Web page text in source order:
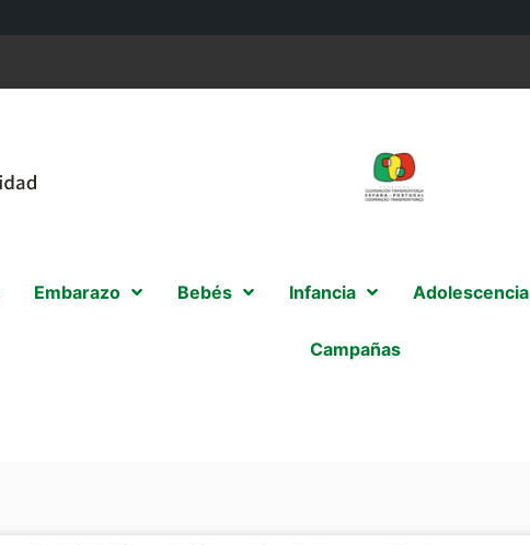
Embarazo Bebés Infancia Adolescencia
Campañas